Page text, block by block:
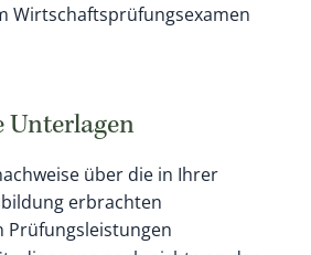
Wirtschaftsprüfungsexamen
Unterlagen
über die in Ihrer
erbrachten
Prüfungsleistungen